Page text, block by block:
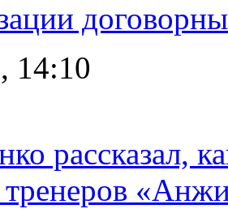
14:10
рассказал,
тренеров